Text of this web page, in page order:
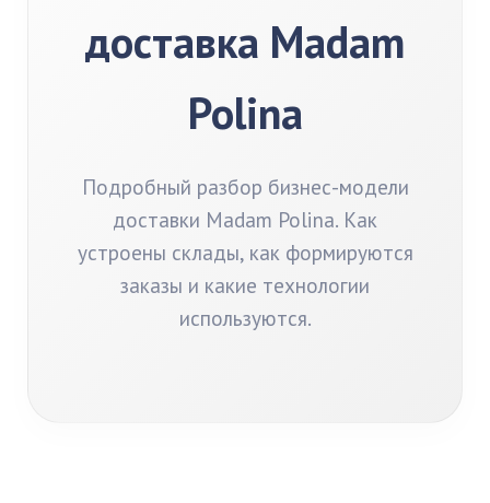
доставка Madam
Polina
Подробный разбор бизнес-модели
доставки Madam Polina. Как
устроены склады, как формируются
заказы и какие технологии
используются.